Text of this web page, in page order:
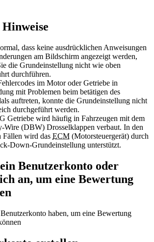
Hinweise
dass keine ausdrücklichen Anweisungen
am Bildschirm angezeigt werden,
die Grundeinstellung nicht wie oben
durchführen.
im Motor oder Getriebe in
mit Problemen beim betätigen des
auftreten, konnte die Grundeinstellung nicht
durchgeführt werden.
Getriebe wird häufig in Fahrzeugen mit dem
Wire (DBW) Drosselklappen verbaut. In den
Fällen wird das ECM (Motorsteuergerät) durch
Down-Grundeinstellung unterstützt.
Benutzerkonto oder
an, um eine Bewertung
haben, um eine Bewertung